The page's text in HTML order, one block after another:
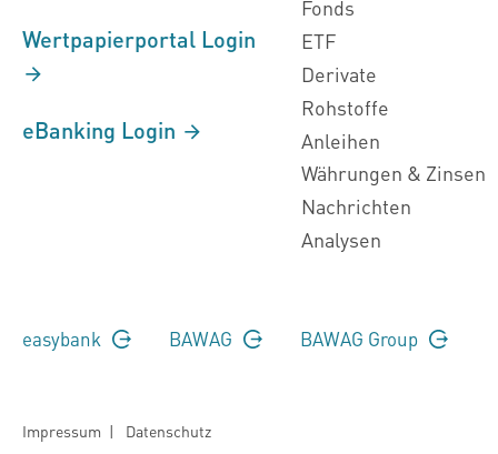
Wertpapierportal Login
eBanking Login
Fonds
ETF
Derivate
Rohstoffe
Anleihen
Währungen & Zinsen
Nachrichten
Analysen
easybank BAWAG BAWAG Group
Impressum | Datenschutz